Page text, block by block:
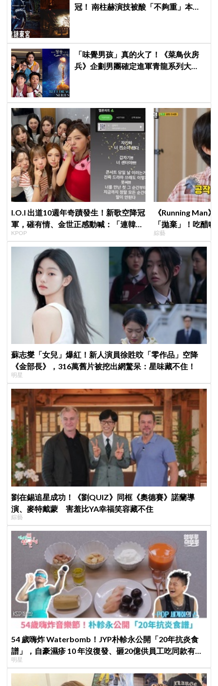
冠！ 南柱赫演技被酸「不夠重」本人
「味覺男孩」真的火了！《菜鳥伙房
兵》企劃男團確定進軍青龍系列大
I.O.I 出道10週年奇蹟發生！新歌空降冠
軍，磪有情、金世正感動喊：「連韓劇
都寫不出這樣的劇情」
KPOP
《Running Man
「拋棄」！吃醋
跑
綜藝
蘇志燮「女兒」爆紅！新人演員徐貹旼「零作品」空降
《金部長》，316萬舊片被挖出網驚呆：星味藏不住！
明星
劉在錫追星成功！《劉QUIZ》同框《奧德賽》諾蘭導
演、麥特戴蒙 害羞比YA幸福笑容藏不住
綜藝
54 歲嗨炸 Waterbomb！JYP朴軫永公開「20年抗炎食
譜」，自豪濕疹 10 年沒復發、砸20億供員工吃同款有機
餐
明星